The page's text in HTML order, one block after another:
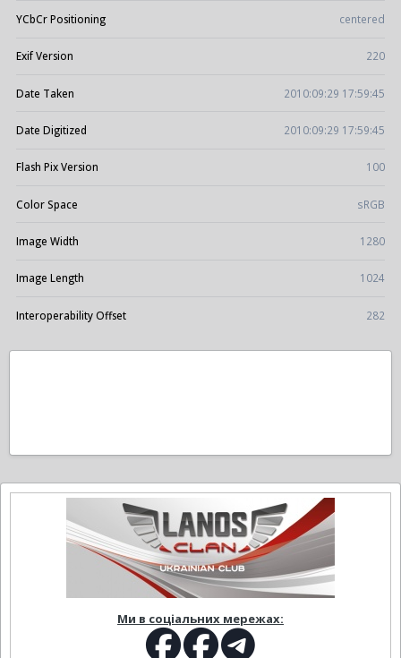
YCbCr Positioning centered
Exif Version 220
Date Taken 2010:09:29 17:59:45
Date Digitized 2010:09:29 17:59:45
Flash Pix Version 100
Color Space sRGB
Image Width 1280
Image Length 1024
Interoperability Offset 282
Ми в соціальних мережах: